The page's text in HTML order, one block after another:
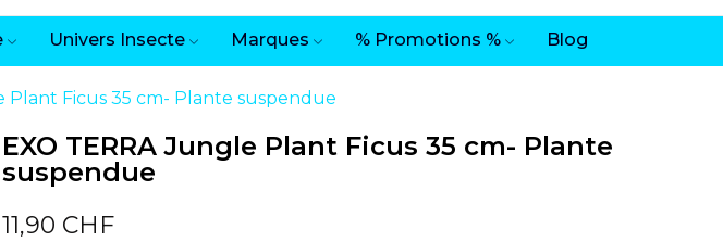
Univers Insecte Marques % Promotions % Blog
Plant Ficus 35 cm- Plante suspendue
EXO TERRA Jungle Plant Ficus 35 cm- Plante
suspendue
11,90 CHF